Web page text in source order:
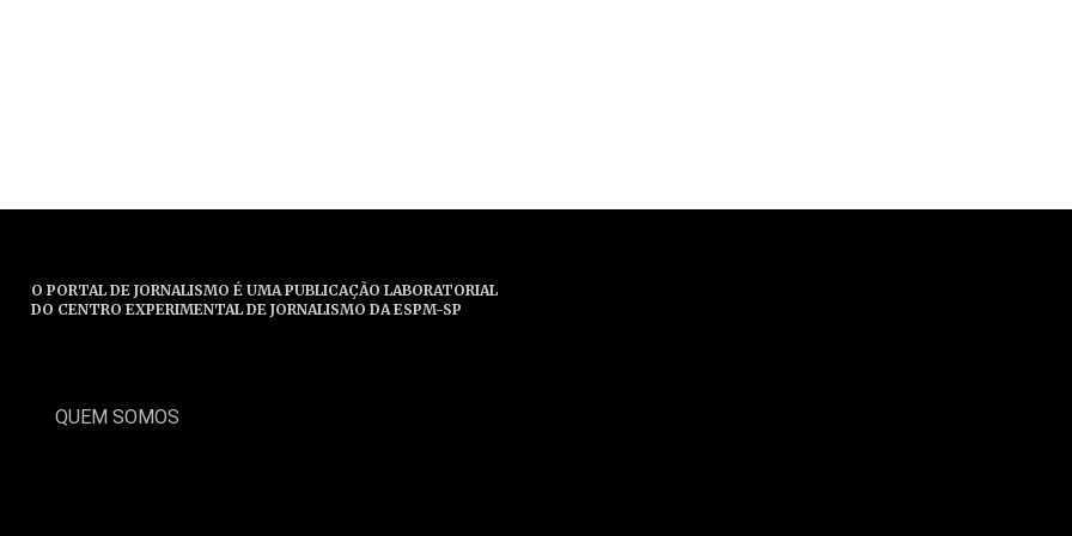
O PORTAL DE JORNALISMO É UMA PUBLICAÇÃO LABORATORIAL
DO CENTRO EXPERIMENTAL DE JORNALISMO DA ESPM-SP
QUEM SOMOS